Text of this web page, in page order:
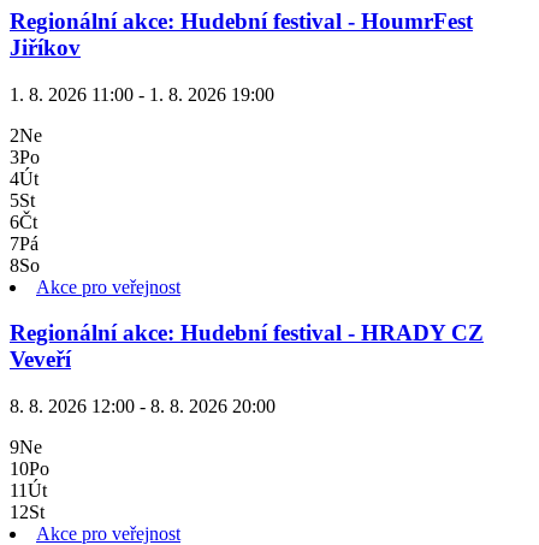
Regionální akce: Hudební festival - HoumrFest
Jiříkov
1. 8. 2026 11:00 - 1. 8. 2026 19:00
2Ne
3Po
4Út
5St
6Čt
7Pá
8So
Akce pro veřejnost
Regionální akce: Hudební festival - HRADY CZ
Veveří
8. 8. 2026 12:00 - 8. 8. 2026 20:00
9Ne
10Po
11Út
12St
Akce pro veřejnost